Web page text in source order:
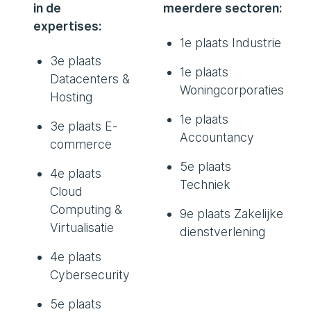
in de
expertises:
3e plaats
Datacenters &
Hosting
3e plaats E-
commerce
4e plaats
Cloud
Computing &
Virtualisatie
4e plaats
Cybersecurity
5e plaats
meerdere sectoren:
1e plaats Industrie
1e plaats
Woningcorporaties
1e plaats
Accountancy
5e plaats
Techniek
9e plaats Zakelijke
dienstverlening